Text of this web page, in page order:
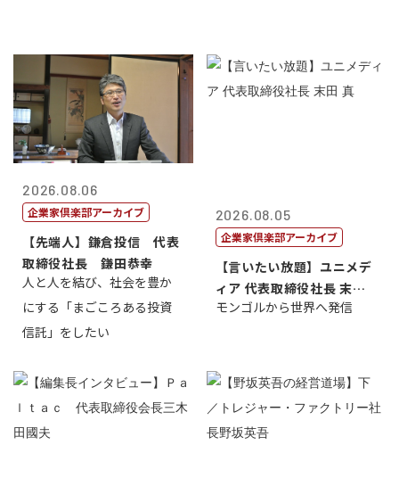
2026.08.06
企業家倶楽部アーカイブ
【先端人】鎌倉投信 代表
取締役社長 鎌田恭幸
人と人を結び、社会を豊か
にする「まごころある投資
信託」をしたい
2026.08.05
企業家倶楽部アーカイブ
【言いたい放題】ユニメデ
ィア 代表取締役社長 末田
真
モンゴルから世界へ発信